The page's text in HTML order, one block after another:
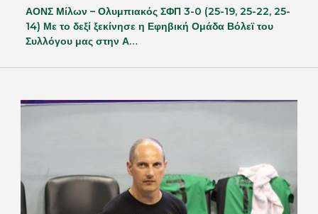
ΑΟΝΣ Μίλων – Ολυμπιακός ΣΦΠ 3-0 (25-19, 25-22, 25-
14) Με το δεξί ξεκίνησε η Εφηβική Ομάδα Βόλεϊ του
Συλλόγου μας στην Α…